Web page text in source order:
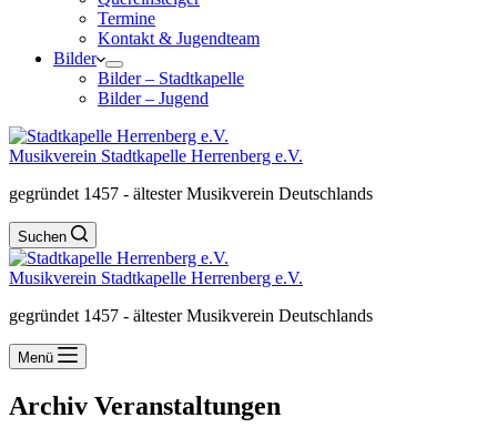
Termine
Kontakt & Jugendteam
Bilder
Bilder – Stadtkapelle
Bilder – Jugend
Musikverein Stadtkapelle Herrenberg e.V.
gegründet 1457 - ältester Musikverein Deutschlands
Suchen
Musikverein Stadtkapelle Herrenberg e.V.
gegründet 1457 - ältester Musikverein Deutschlands
Menü
Archiv Veranstaltungen